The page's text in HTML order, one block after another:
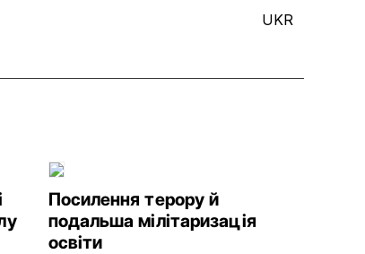
UKR
Посилення терору й
подальша мілітаризація
освіти